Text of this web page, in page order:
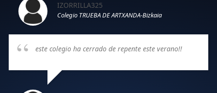
IZORRILLA325
Colegio TRUEBA DE ARTXANDA-Bizkaia
este colegio ha cerrado de repente este verano!!